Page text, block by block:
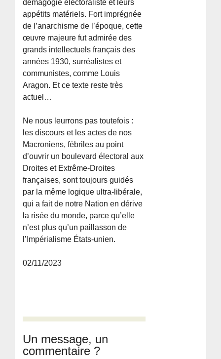
démagogie électoraliste et leurs
appétits matériels. Fort imprégnée
de l’anarchisme de l’époque, cette
œuvre majeure fut admirée des
grands intellectuels français des
années 1930, surréalistes et
communistes, comme Louis
Aragon. Et ce texte reste très
actuel…
Ne nous leurrons pas toutefois :
les discours et les actes de nos
Macroniens, fébriles au point
d’ouvrir un boulevard électoral aux
Droites et Extrême-Droites
françaises, sont toujours guidés
par la même logique ultra-libérale,
qui a fait de notre Nation en dérive
la risée du monde, parce qu’elle
n’est plus qu’un paillasson de
l’Impérialisme États-unien.
02/11/2023
Un message, un
commentaire ?